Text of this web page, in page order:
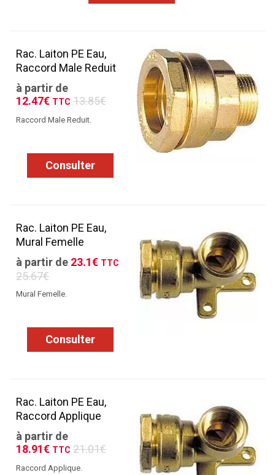
Rac. Laiton PE Eau,
Raccord Male Reduit
à partir de
12.47€ TTC 13.85€
Raccord Male Reduit.
Consulter
Rac. Laiton PE Eau,
Mural Femelle
à partir de 23.1€ TTC
25.67€
Mural Femelle.
Consulter
Rac. Laiton PE Eau,
Raccord Applique
à partir de
18.91€ TTC 21.01€
Raccord Applique.